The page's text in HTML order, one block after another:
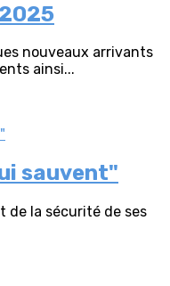
nouveaux arrivants
ainsi...
sauvent"
de la sécurité de ses